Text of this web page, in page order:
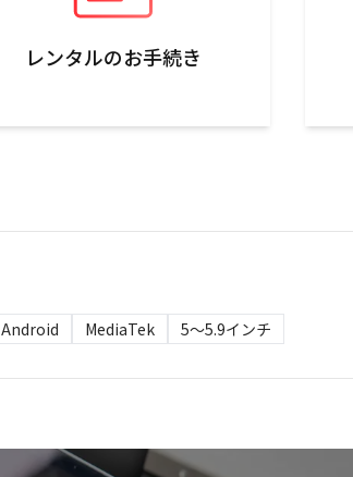
レンタルのお手続き
Android MediaTek 5～5.9インチ